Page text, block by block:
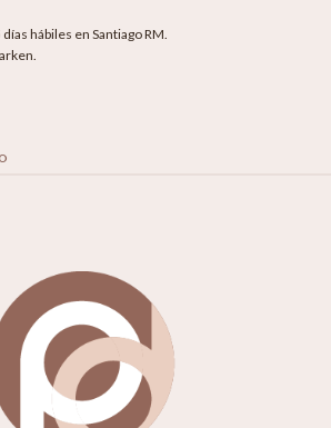
hábiles en Santiago RM.